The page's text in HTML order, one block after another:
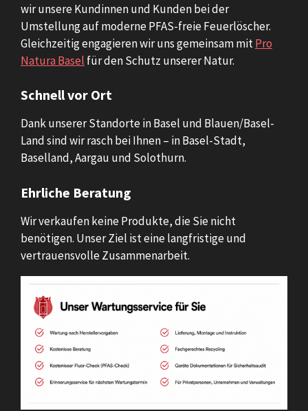
wir unsere Kundinnen und Kunden bei der
Umstellung auf moderne PFAS-freie Feuerlöscher.
Gleichzeitig engagieren wir uns gemeinsam mitPro
Natura Basel für den Schutz unserer Natur.
Schnell vor Ort
Dank unserer Standorte in Basel und Blauen/Basel-
Land sind wir rasch bei Ihnen – in Basel-Stadt,
Baselland, Aargau und Solothurn.
Ehrliche Beratung
Wir verkaufen keine Produkte, die Sie nicht
benötigen. Unser Ziel ist eine langfristige und
vertrauensvolle Zusammenarbeit.